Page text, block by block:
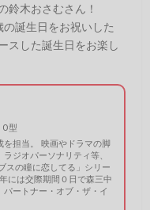
鈴木おさむさん！
誕生日をお祝いした
スした誕生日をお楽し
型
を担当。 映画やドラマの脚
ジオパーソナリティ等、
スの瞳に恋してる」シリー
には交際期間０日で森三中
ートナー・オブ・ザ・イ